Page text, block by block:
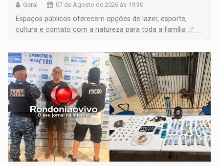
Geral 07 de Agosto de 2026 às 19:30
Espaços públicos oferecem opções de lazer, esporte,
cultura e contato com a natureza para toda a família